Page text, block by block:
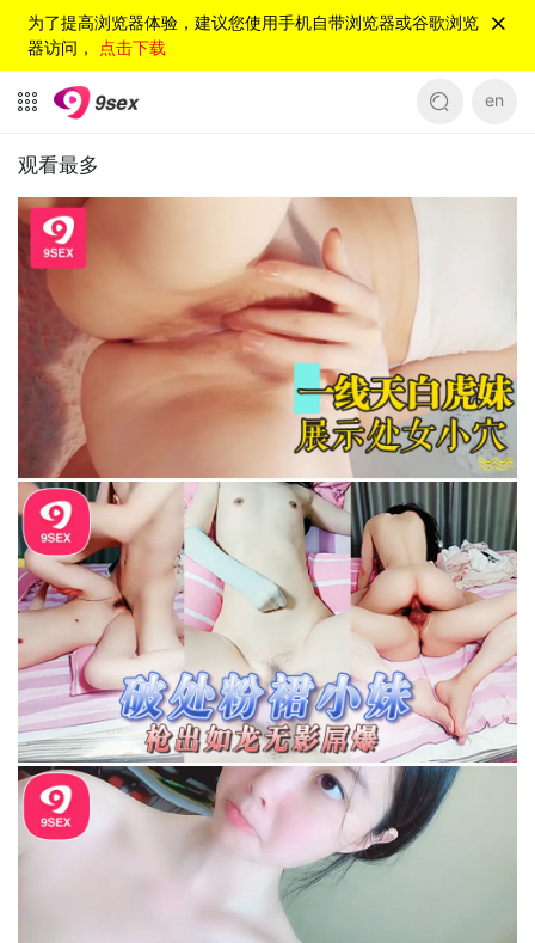
为了提高浏览器体验，建议您使用手机自带浏览器或谷歌浏览
器访问， 点击下载
en
观看最多